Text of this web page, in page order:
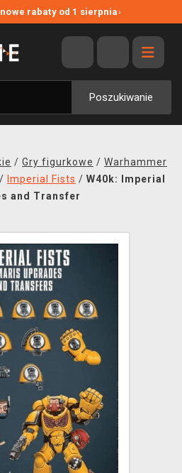
rabaty od 1 sierpnia›
Poszukiwanie
/ Gry figurkowe / Warhammer
/ Imperial Fists / W40k: Imperial
and Transfer